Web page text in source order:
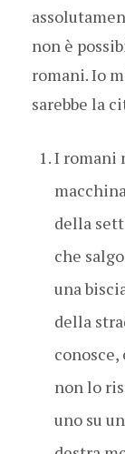
non è
romani. Io
sarebbe la
I romani
della
che
una
della
conosce,
non lo
uno su